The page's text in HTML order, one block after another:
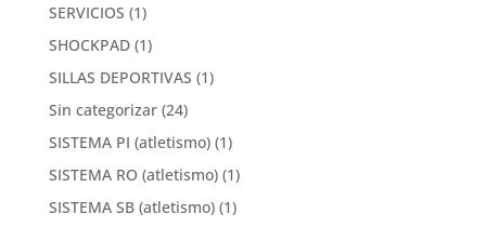
SERVICIOS (1)
SHOCKPAD (1)
SILLAS DEPORTIVAS (1)
Sin categorizar (24)
SISTEMA PI (atletismo) (1)
SISTEMA RO (atletismo) (1)
SISTEMA SB (atletismo) (1)